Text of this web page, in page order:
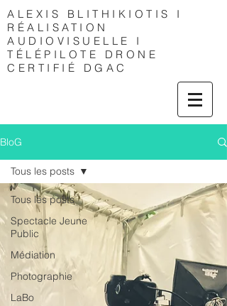
ALEXIS BLITHIKIOTIS I
RÉALISATION
AUDIOVISUELLE I
TÉLÉPILOTE DRONE
CERTIFIÉ DGAC
BloG
Tous les posts
Spectacle Jeune
Public
Médiation
Photographie
LaBo
Tous les posts